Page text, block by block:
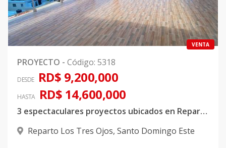
VENTA
PROYECTO - Código: 5318
DESDE RD$ 9,200,000
HASTA RD$ 14,600,000
3 espectaculares proyectos ubicados en Reparto los 3 ojos
Reparto Los Tres Ojos, Santo Domingo Este